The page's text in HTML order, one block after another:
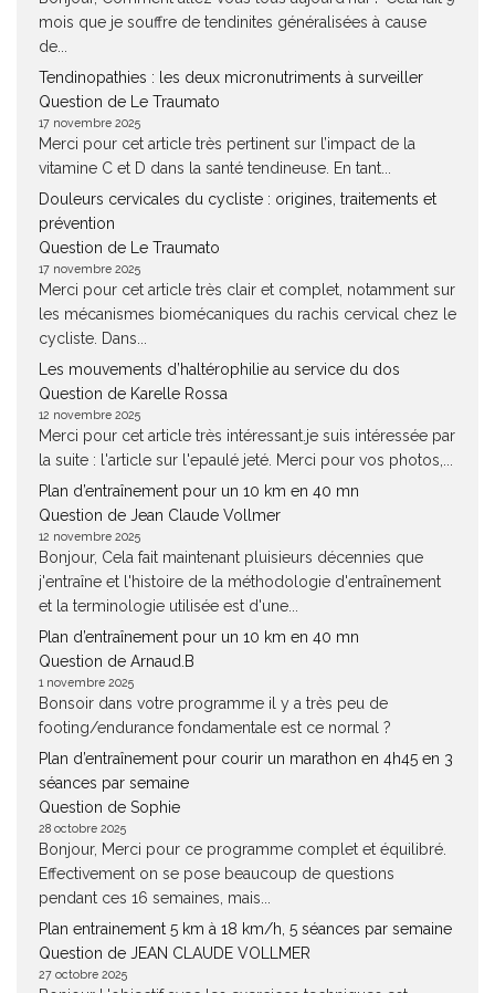
mois que je souffre de tendinites généralisées à cause
de...
Tendinopathies : les deux micronutriments à surveiller
Question de Le Traumato
17 novembre 2025
Merci pour cet article très pertinent sur l’impact de la
vitamine C et D dans la santé tendineuse. En tant...
Douleurs cervicales du cycliste : origines, traitements et
prévention
Question de Le Traumato
17 novembre 2025
Merci pour cet article très clair et complet, notamment sur
les mécanismes biomécaniques du rachis cervical chez le
cycliste. Dans...
Les mouvements d’haltérophilie au service du dos
Question de Karelle Rossa
12 novembre 2025
Merci pour cet article très intéressant.je suis intéressée par
la suite : l'article sur l'epaulé jeté. Merci pour vos photos,...
Plan d’entraînement pour un 10 km en 40 mn
Question de Jean Claude Vollmer
12 novembre 2025
Bonjour, Cela fait maintenant pluisieurs décennies que
j'entraîne et l'histoire de la méthodologie d'entraînement
et la terminologie utilisée est d'une...
Plan d’entraînement pour un 10 km en 40 mn
Question de Arnaud.B
1 novembre 2025
Bonsoir dans votre programme il y a très peu de
footing/endurance fondamentale est ce normal ?
Plan d’entraînement pour courir un marathon en 4h45 en 3
séances par semaine
Question de Sophie
28 octobre 2025
Bonjour, Merci pour ce programme complet et équilibré.
Effectivement on se pose beaucoup de questions
pendant ces 16 semaines, mais...
Plan entrainement 5 km à 18 km/h, 5 séances par semaine
Question de JEAN CLAUDE VOLLMER
27 octobre 2025